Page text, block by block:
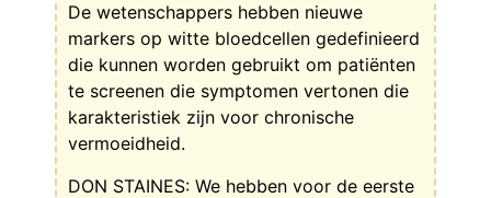
De wetenschappers hebben nieuwe
markers op witte bloedcellen gedefinieerd
die kunnen worden gebruikt om patiënten
te screenen die symptomen vertonen die
karakteristiek zijn voor chronische
vermoeidheid.
DON STAINES: We hebben voor de eerste